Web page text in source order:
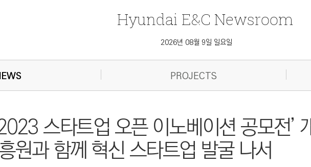
Hyundai E&C Newsroom
2026년 08월 9일 일요일
PROJECTS
스타트업 오픈 이노베이션 공모전’
원과 함께 혁신 스타트업 발굴 나서